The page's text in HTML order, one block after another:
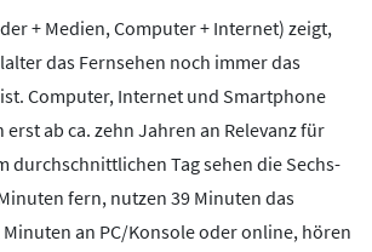
+ Medien, Computer + Internet) zeigt,
das Fernsehen noch immer das
Computer, Internet und Smartphone
ab ca. zehn Jahren an Relevanz für
durchschnittlichen Tag sehen die Sechs-
fern, nutzen 39 Minuten das
an PC/Konsole oder online, hören